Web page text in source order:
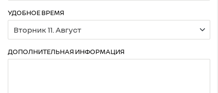
УДОБНОЕ ВРЕМЯ
ДОПОЛНИТЕЛЬНАЯ ИНФОРМАЦИЯ